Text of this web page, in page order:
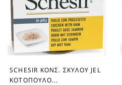
favorite_border
SCHESIR ΚΟΝΣ. ΣΚΥΛOY JEL
ΚΟΤΟΠΟΥΛΟ...